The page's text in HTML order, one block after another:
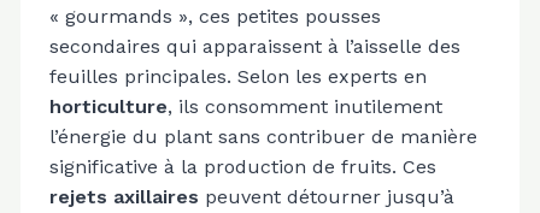
« gourmands », ces petites pousses
secondaires qui apparaissent à l’aisselle des
feuilles principales. Selon les experts en
horticulture, ils consomment inutilement
l’énergie du plant sans contribuer de manière
significative à la production de fruits. Ces
rejets axillaires peuvent détourner jusqu’à